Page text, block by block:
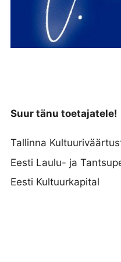
Suur tänu toetajatele!
Tallinna
Eesti Laulu- ja
Eesti Kultuurkapital